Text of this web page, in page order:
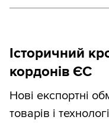
Історичний
кордонів ЄС
Нові експортні
товарів і